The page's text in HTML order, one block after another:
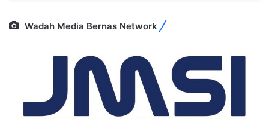
Wadah Media Bernas Network